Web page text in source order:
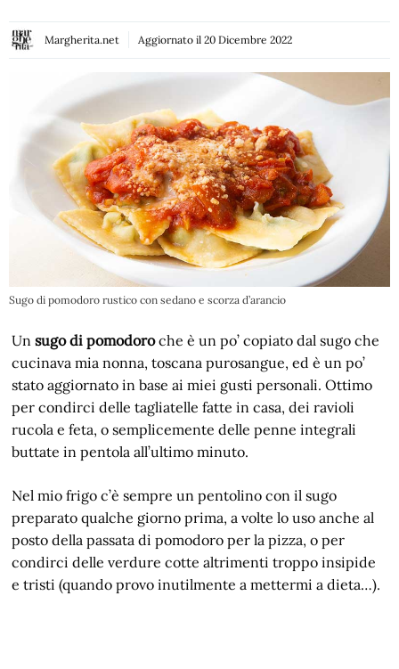
Margherita.net Aggiornato il 20 Dicembre 2022
Sugo di pomodoro rustico con sedano e scorza d’arancio
Unsugo di pomodoroche è un po’ copiato dal sugo che
cucinava mia nonna, toscana purosangue, ed è un po’
stato aggiornato in base ai miei gusti personali. Ottimo
per condirci delle tagliatelle fatte in casa, dei ravioli
rucola e feta, o semplicemente delle penne integrali
buttate in pentola all’ultimo minuto.
Nel mio frigo c’è sempre un pentolino con il sugo
preparato qualche giorno prima, a volte lo uso anche al
posto della passata di pomodoro per la pizza, o per
condirci delle verdure cotte altrimenti troppo insipide
e tristi (quando provo inutilmente a mettermi a dieta…).